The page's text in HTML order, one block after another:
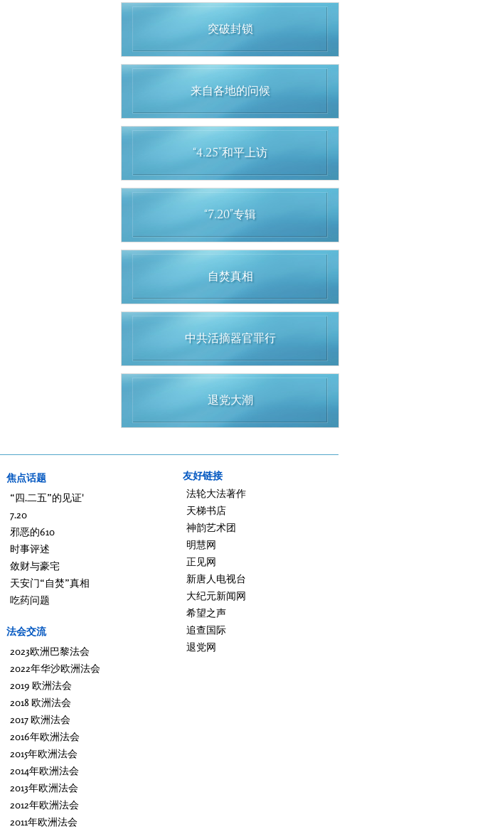
突破封锁
来自各地的问候
“4.25”和平上访
“7.20”专辑
自焚真相
中共活摘器官罪行
退党大潮
焦点话题
“四.二五”的见证'
7.20
邪恶的610
时事评述
敛财与豪宅
天安门“自焚”真相
吃药问题
法会交流
2023欧洲巴黎法会
2022年华沙欧洲法会
2019 欧洲法会
2018 欧洲法会
2017 欧洲法会
2016年欧洲法会
2015年欧洲法会
2014年欧洲法会
2013年欧洲法会
2012年欧洲法会
2011年欧洲法会
友好链接
法轮大法著作
天梯书店
神韵艺术团
明慧网
正见网
新唐人电视台
大纪元新闻网
希望之声
追查国际
退党网